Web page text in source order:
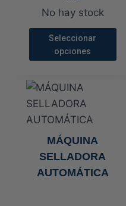
en
la
página
de
No hay stock
Seleccionar
opciones
producto
tiene
múltiples
opciones
MÁQUINA
SELLADORA
AUTOMÁTICA